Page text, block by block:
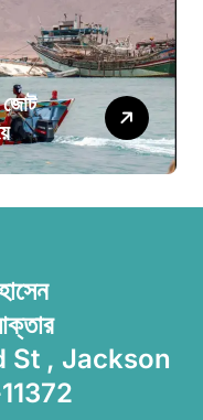
জোট
St , Jackson